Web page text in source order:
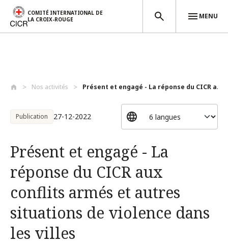
COMITÉ INTERNATIONAL DE
LA CROIX-ROUGE
MENU
Nos activités Présent et engagé - La réponse du CICR a...
Publication 27-12-2022
Présent et engagé - La
réponse du CICR aux
conflits armés et autres
situations de violence dans
les villes